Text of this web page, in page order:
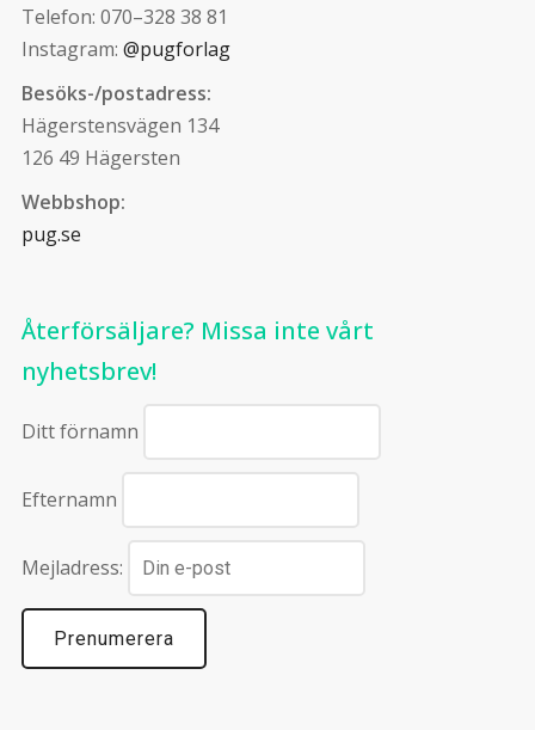
Telefon: 070–328 38 81
Instagram: @pugforlag
Besöks-/postadress:
Hägerstensvägen 134
126 49 Hägersten
Webbshop:
pug.se
Återförsäljare? Missa inte vårt
nyhetsbrev!
Ditt förnamn
Efternamn
Mejladress: